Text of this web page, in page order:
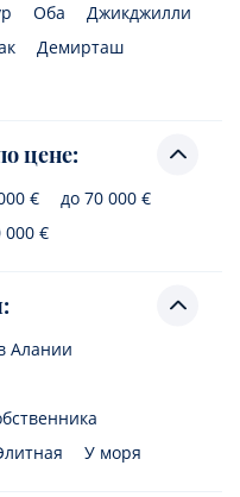
Оба
Джикджилли
Демирташ
цене:
€
до 70 000 €
000 €
Алании
У моря